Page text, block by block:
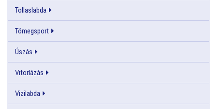
Tollaslabda
Tömegsport
Úszás
Vitorlázás
Vizilabda